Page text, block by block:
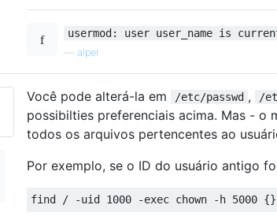
usermod: user user_name is
alper
Você pode alterá-la em /etc/passwd , /
possibilties preferenciais acima. Mas -
todos os arquivos pertencentes ao
Por exemplo, se o ID do usuário antigo